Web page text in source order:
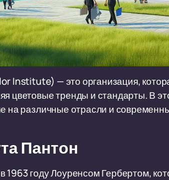
Institute) — это организация,
цветовые тренды и стандарты. В
на различные отрасли и
Пантон
1963 году Лоуренсом Гербертом,